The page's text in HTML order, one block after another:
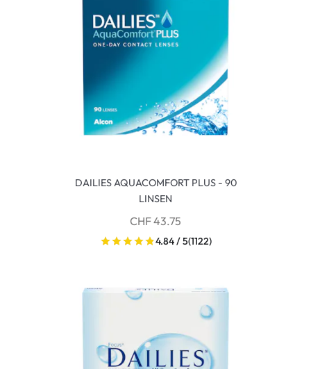
DAILIES AQUACOMFORT PLUS - 90
LINSEN
CHF 43.75
4.84 / 5(1122)